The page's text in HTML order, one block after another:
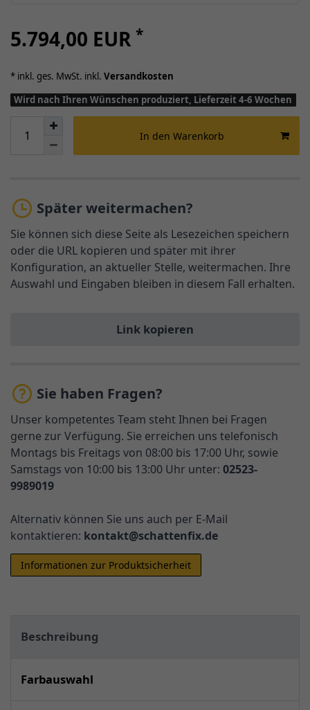
5.794,00 EUR *
* inkl. ges. MwSt. inkl. Versandkosten
Wird nach Ihren Wünschen produziert, Lieferzeit 4-6 Wochen
In den Warenkorb
Später weitermachen?
Sie können sich diese Seite als Lesezeichen speichern
oder die URL kopieren und später mit ihrer
Konfiguration, an aktueller Stelle, weitermachen. Ihre
Auswahl und Eingaben bleiben in diesem Fall erhalten.
Link kopieren
Sie haben Fragen?
Unser kompetentes Team steht Ihnen bei Fragen
gerne zur Verfügung. Sie erreichen uns telefonisch
Montags bis Freitags von 08:00 bis 17:00 Uhr, sowie
Samstags von 10:00 bis 13:00 Uhr unter: 02523-
9989019
Alternativ können Sie uns auch per E-Mail
kontaktieren: kontakt@schattenfix.de
Informationen zur Produktsicherheit
Beschreibung
Farbauswahl